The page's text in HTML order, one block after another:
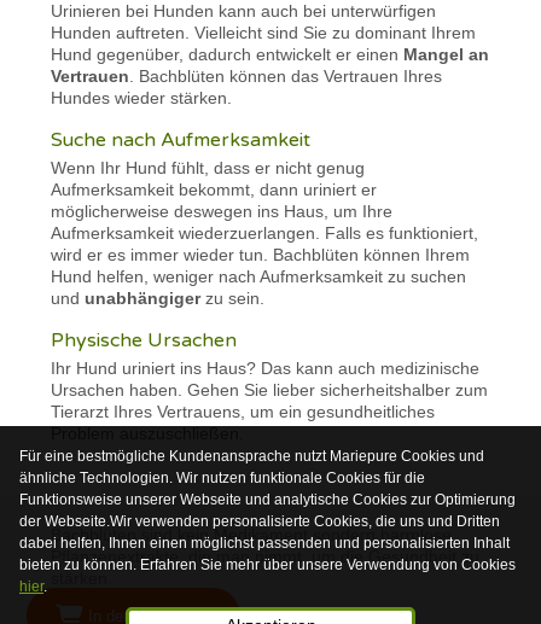
In den Warenkorb
Urinieren bei Hunden kann auch bei unterwürfigen
Hunden auftreten. Vielleicht sind Sie zu dominant Ihrem
Hund gegenüber, dadurch entwickelt er einen Mangel an
Vertrauen. Bachblüten können das Vertrauen Ihres
Hundes wieder stärken.
Suche nach Aufmerksamkeit
Wenn Ihr Hund fühlt, dass er nicht genug
Aufmerksamkeit bekommt, dann uriniert er
möglicherweise deswegen ins Haus, um Ihre
Aufmerksamkeit wiederzuerlangen. Falls es funktioniert,
wird er es immer wieder tun. Bachblüten können Ihrem
Hund helfen, weniger nach Aufmerksamkeit zu suchen
und unabhängigerzu sein.
Physische Ursachen
Ihr Hund uriniert ins Haus? Das kann auch medizinische
Ursachen haben. Gehen Sie lieber sicherheitshalber zum
Tierarzt Ihres Vertrauens, um ein gesundheitliches
Für eine bestmögliche Kundenansprache nutzt Mariepure Cookies und
ähnliche Technologien. Wir nutzen funktionale Cookies für die
Funktionsweise unserer Webseite und analytische Cookies zur Optimierung
der Webseite.Wir verwenden personalisierte Cookies, die uns und Dritten
dabei helfen, Ihnen einen möglichst passenden und personalisierten Inhalt
bieten zu können. Erfahren Sie mehr über unsere Verwendung von Cookies
hier.
Bachblüten sind kein Medikament sondern harmlose
Pflanzenextrakte, die man nimmt, um die Gesundheit zu